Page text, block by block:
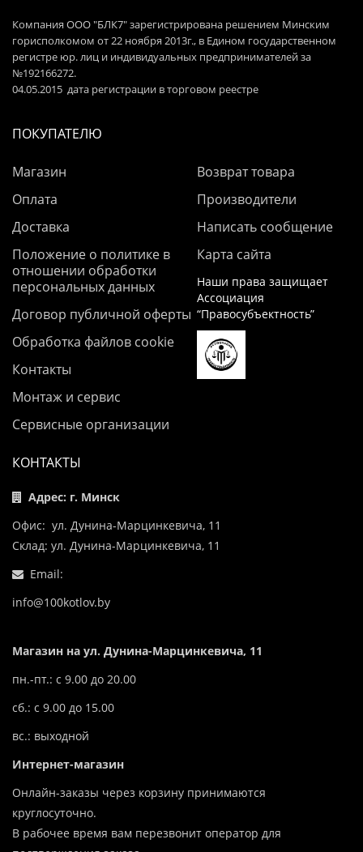
Компания ООО "БЛК7" зарегистрирована решением Минским
горисполкомом от 22 ноября 2013г., в Едином государственном
регистре юр. лиц и индивидуальных предпринимателей за
№192166272.
04.05.2015 дата регистрации в торговом реестре
ПОКУПАТЕЛЮ
Магазин
Оплата
Доставка
Положение о политике в
отношении обработки
персональных данных
Договор публичной оферты
Обработка файлов cookie
Контакты
Монтаж и сервис
Сервисные организации
Возврат товара
Производители
Написать сообщение
Карта сайта
Наши права защищает
Ассоциация
“Правосубъектность”
КОНТАКТЫ
Адрес: г. Минск
Офис: ул. Дунина-Марцинкевича, 11
Склад: ул. Дунина-Марцинкевича, 11
Email:
info@100kotlov.by
Магазин на ул. Дунина-Марцинкевича, 11
пн.-пт.: с 9.00 до 20.00
сб.: с 9.00 до 15.00
вс.: выходной
Интернет-магазин
Онлайн-заказы через корзину принимаются
круглосуточно.
В рабочее время вам перезвонит оператор для